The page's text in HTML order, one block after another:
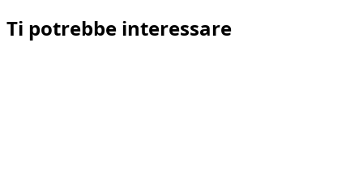
Ti potrebbe interessare